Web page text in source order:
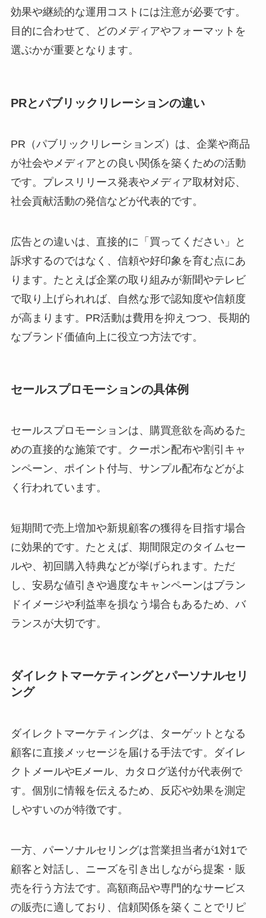
効果や継続的な運用コストには注意が必要です。
目的に合わせて、どのメディアやフォーマットを
選ぶかが重要となります。
PRとパブリックリレーションの違い
PR（パブリックリレーションズ）は、企業や商品
が社会やメディアとの良い関係を築くための活動
です。プレスリリース発表やメディア取材対応、
社会貢献活動の発信などが代表的です。
広告との違いは、直接的に「買ってください」と
訴求するのではなく、信頼や好印象を育む点にあ
ります。たとえば企業の取り組みが新聞やテレビ
で取り上げられれば、自然な形で認知度や信頼度
が高まります。PR活動は費用を抑えつつ、長期的
なブランド価値向上に役立つ方法です。
セールスプロモーションの具体例
セールスプロモーションは、購買意欲を高めるた
めの直接的な施策です。クーポン配布や割引キャ
ンペーン、ポイント付与、サンプル配布などがよ
く行われています。
短期間で売上増加や新規顧客の獲得を目指す場合
に効果的です。たとえば、期間限定のタイムセー
ルや、初回購入特典などが挙げられます。ただ
し、安易な値引きや過度なキャンペーンはブラン
ドイメージや利益率を損なう場合もあるため、バ
ランスが大切です。
ダイレクトマーケティングとパーソナルセリ
ング
ダイレクトマーケティングは、ターゲットとなる
顧客に直接メッセージを届ける手法です。ダイレ
クトメールやEメール、カタログ送付が代表例で
す。個別に情報を伝えるため、反応や効果を測定
しやすいのが特徴です。
一方、パーソナルセリングは営業担当者が1対1で
顧客と対話し、ニーズを引き出しながら提案・販
売を行う方法です。高額商品や専門的なサービス
の販売に適しており、信頼関係を築くことでリピ